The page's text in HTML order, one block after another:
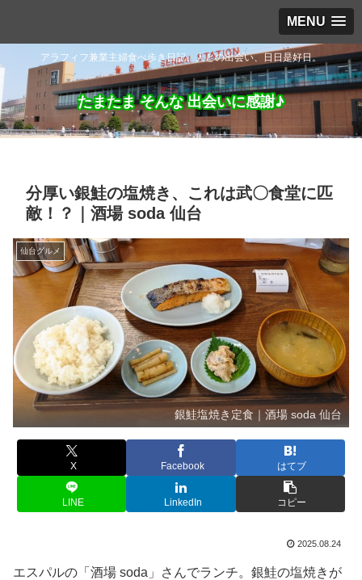
MENU
アラフィフ兼業主婦食べ歩き日記。人との出会い、日日是好日。
たまたま そんな 出会いに感謝♪
分厚い銀鮭の塩焼き、これは武〇食堂に匹
敵！？｜酒場 soda 仙台
仙台グルメ
銀鮭塩焼き定食｜酒場 soda 仙台
X Facebook はてブ
LINE LinkedIn コピー
2025.08.24
エスパルの「酒場 soda」さんでランチ。銀鮭の塩焼きが